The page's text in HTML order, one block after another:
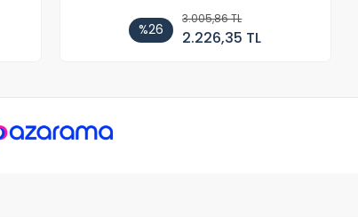
%26
3.005,86 TL
2.226,35 TL